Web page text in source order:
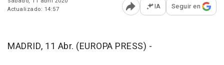
Actualizado: 14:57
Abrir opciones para
IA Seguir en
MADRID, 11 Abr. (EUROPA PRESS) -